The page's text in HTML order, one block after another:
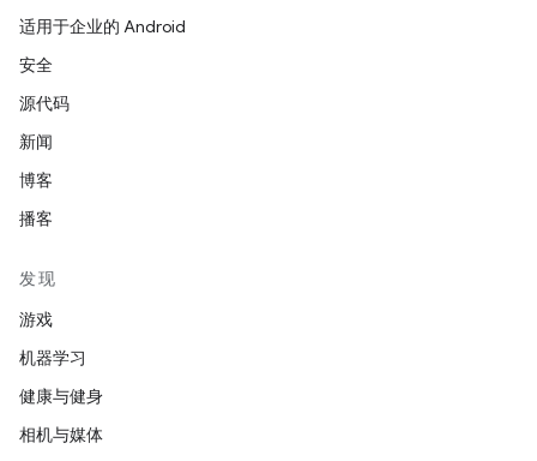
适用于企业的 Android
安全
源代码
新闻
博客
播客
发现
游戏
机器学习
健康与健身
相机与媒体